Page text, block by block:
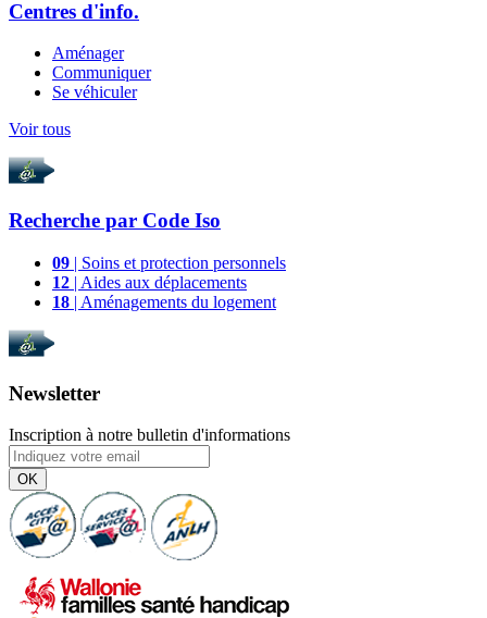
Centres d'info.
Aménager
Communiquer
Se véhiculer
Voir tous
Recherche par Code Iso
09 | Soins et protection personnels
12 | Aides aux déplacements
18 | Aménagements du logement
Newsletter
Inscription à notre bulletin d'informations
OK